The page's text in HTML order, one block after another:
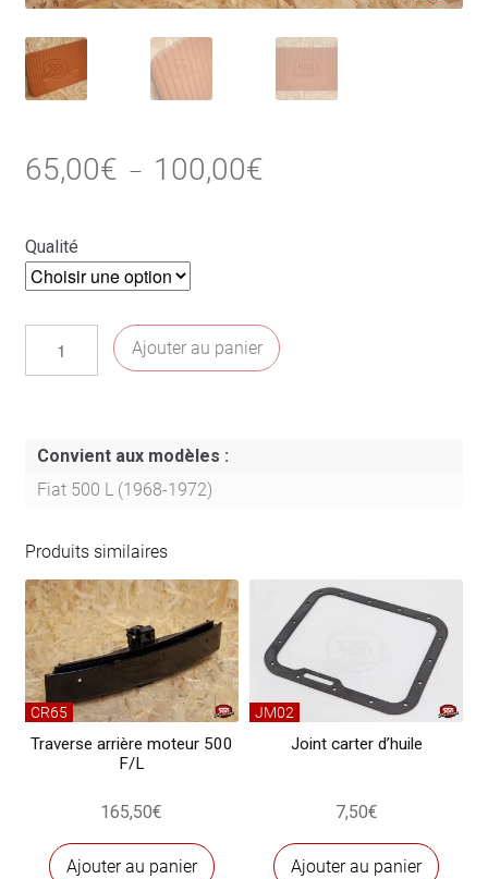
65,00€ – 100,00€
100,00€
Qualité
porte
paire)
marron
Ajouter au panier
Convient aux modèles :
Fiat 500 L (1968-1972)
Produits similaires
CR65
Traverse arrière moteur 500
F/L
165,50€
Ajouter au panier
JM02
Joint carter d’huile
7,50€
Ajouter au panier